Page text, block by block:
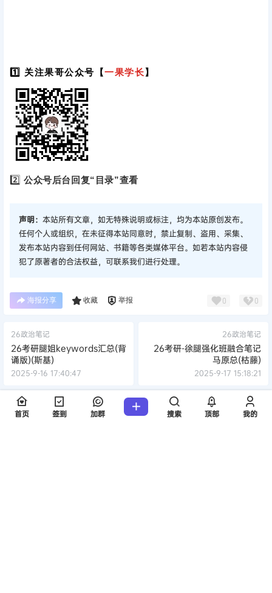
1️⃣ 关注果哥公众号【一果学长】
2️⃣公众号后台回复“目录”查看
声明： 本站所有文章，如无特殊说明或标注，均为本站原创发布。
任何个人或组织，在未征得本站同意时，禁止复制、盗用、采集、
发布本站内容到任何网站、书籍等各类媒体平台。如若本站内容侵
犯了原著者的合法权益，可联系我们进行处理。
海报分享 收藏 举报 0 0
26政治笔记
26考研腿姐keywords汇总(背
诵版)(斯基)
2025-9-16 17:40:47
26政治笔记
26考研-徐腿强化班融合笔记
马原总(枯藤)
2025-9-17 15:18:21
0 条回复 文章作者 管理员
首页 签到 加群 搜索 顶部 我的